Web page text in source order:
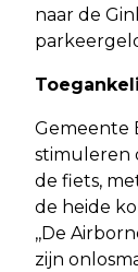
naar de
Gemeente
stimuleren
de fiets,
de heide
,,De
zijn